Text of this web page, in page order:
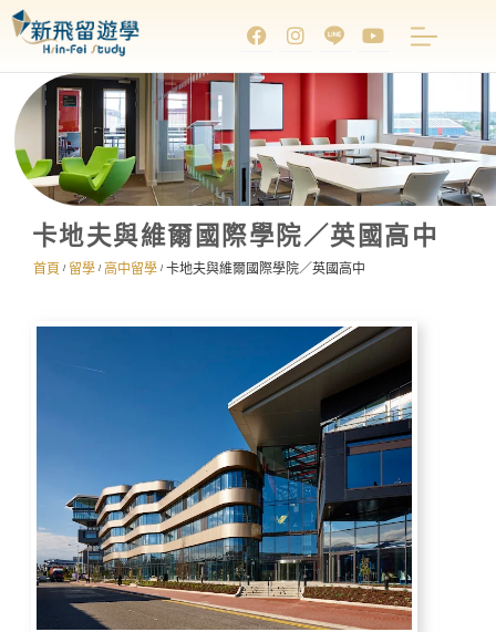
卡地夫與維爾國際學院／英國高中
首頁 / 留學 / 高中留學 / 卡地夫與維爾國際學院／英國高中